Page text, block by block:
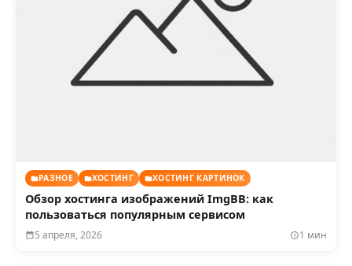
РАЗНОЕ ХОСТИНГ ХОСТИНГ КАРТИНОК
Обзор хостинга изображений ImgBB: как
пользоваться популярным сервисом
5 апреля, 2026 1 мин